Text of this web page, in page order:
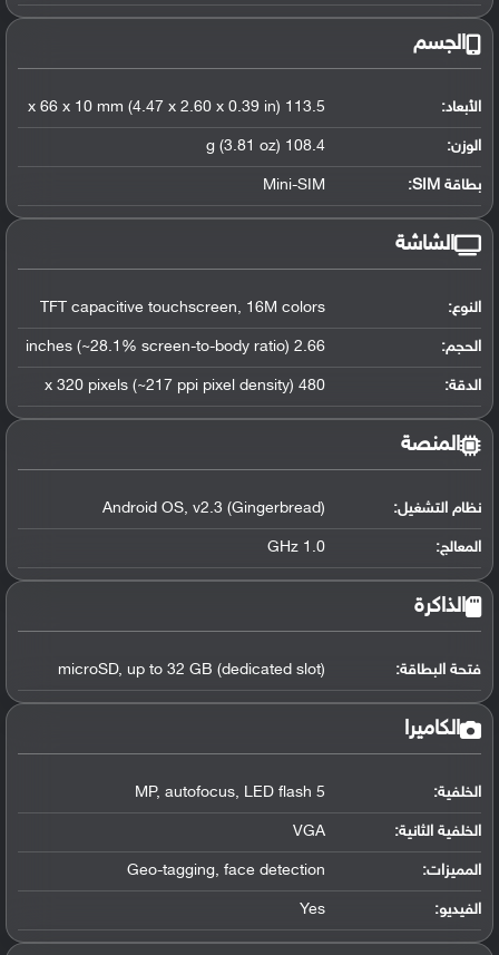
الجسم
الأبعاد: 113.5 x 66 x 10 mm (4.47 x 2.60 x 0.39 in)
الوزن: 108.4 g (3.81 oz)
بطاقة SIM: Mini-SIM
الشاشة
النوع: TFT capacitive touchscreen, 16M colors
الحجم: 2.66 inches (~28.1% screen-to-body ratio)
الدقة: 480 x 320 pixels (~217 ppi pixel density)
المنصة
نظام التشغيل:
Android OS, v2.3 (Gingerbread)
المعالج:
1.0 GHz
الذاكرة
فتحة البطاقة: microSD, up to 32 GB (dedicated slot)
الكاميرا
الخلفية: 5 MP, autofocus, LED flash
الخلفية الثانية: VGA
المميزات: Geo-tagging, face detection
الفيديو: Yes